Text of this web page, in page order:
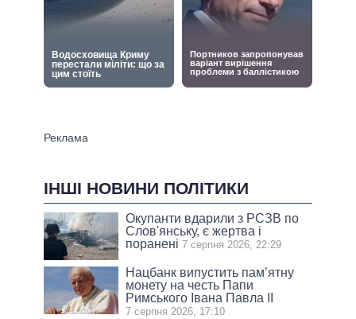
ІНШІ НОВИНИ ПОЛІТИКИ
Окупанти вдарили з РСЗВ по
Слов'янську, є жертва і
поранені 7 серпня 2026, 22:29
Нацбанк випустить пам’ятну
монету на честь Папи
Римського Івана Павла II
7 серпня 2026, 17:10